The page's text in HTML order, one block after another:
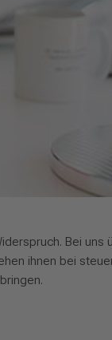
Bei
ihnen bei